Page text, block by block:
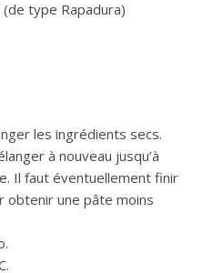
type Rapadura)
les ingrédients secs.
à nouveau jusqu’à
Il faut éventuellement finir
obtenir une pâte moins